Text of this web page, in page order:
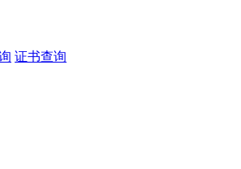
证书查询